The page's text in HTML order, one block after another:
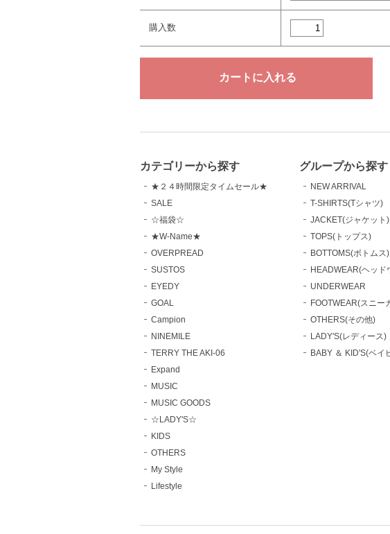
購入数
カテゴリーから探す
★２４時間限定タイムセール★
SALE
☆福袋☆
★W-Name★
OVERPREAD
SUSTOS
EYEDY
GOAL
Campion
NINEMILE
TERRY THE AKI-06
Expand
MUSIC
MUSIC GOODS
☆LADY'S☆
KIDS
OTHERS
My Style
Lifestyle
グループから探す
NEW ARRIVAL
T-SHIRTS(Tシャツ)
JACKET(ジャケット)
TOPS(トップス)
BOTTOMS(ボトムス)
HEADWEAR(ヘッド
UNDERWEAR
FOOTWEAR(スニー
OTHERS(その他)
LADY'S(レディース)
BABY ＆ KID'S(ベイ